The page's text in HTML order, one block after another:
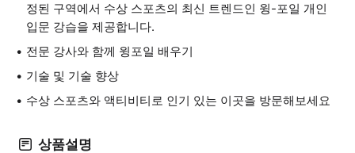
정된 구역에서 수상 스포츠의 최신 트렌드인 윙-포일 개인
입문 강습을 제공합니다.
전문 강사와 함께 윙포일 배우기
기술 및 기술 향상
수상 스포츠와 액티비티로 인기 있는 이곳을 방문해보세요
상품설명